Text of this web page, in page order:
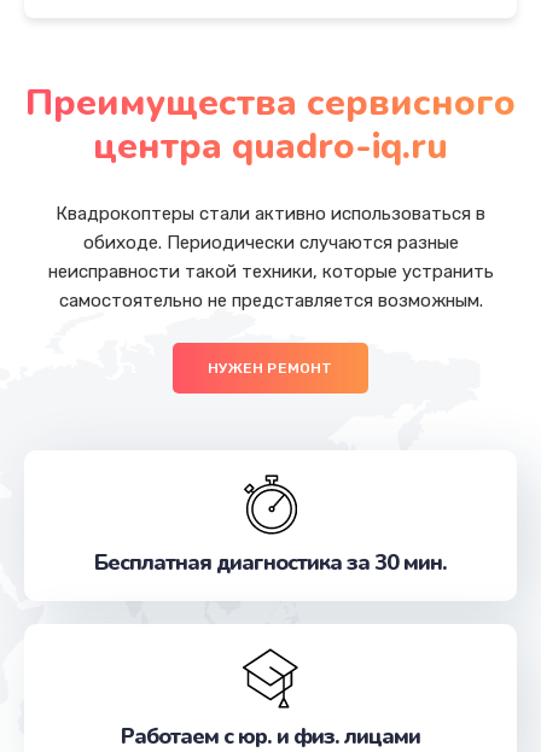
Преимущества сервисного
центра quadro-iq.ru
Квадрокоптеры стали активно использоваться в
обиходе. Периодически случаются разные
неисправности такой техники, которые устранить
самостоятельно не представляется возможным.
НУЖЕН РЕМОНТ
Бесплатная диагностика за 30 мин.
Работаем с юр. и физ. лицами